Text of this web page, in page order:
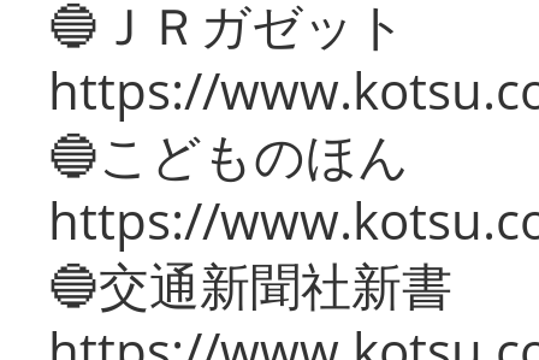
🔵ＪＲガゼット
https://
🔵こどものほん
https://
🔵交通新聞社新書